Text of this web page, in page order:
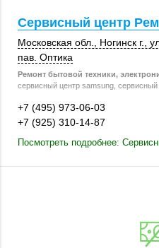
Сервисный центр
Московская обл. Ногинск г.
пав. Оптика
Ремонт бытовой техники,
сервисный центр samsung, сервисный
+7 (495) 973-06-03
+7 (925) 310-14-87
Посмотреть подробнее: